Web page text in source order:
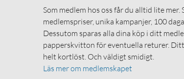
Som medlem hos oss får du alltid lite mer.
medlemspriser, unika kampanjer, 100
Dessutom sparas alla dina köp i ditt
papperskvitton för eventuella returer.
helt kortlöst. Och väldigt smidigt.
Läs mer om medlemskapet